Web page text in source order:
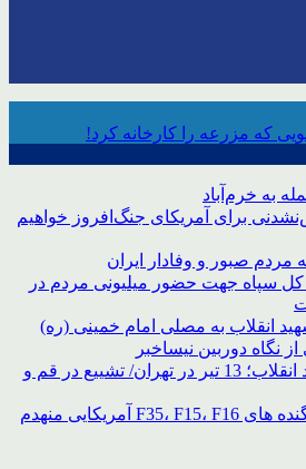
که مزرعه را کارخانه کرد!
به خرم‌آباد
برای آمریکای جنگ‌افروز خواهیم
مردم صبور و وفادار ایران
کل سپاه جهت حضور میلیونی مردم در
انقلاب به مصلی امام خمینی (ره)
نگاه دوربین نیساخبر
وداع با رهبر شهید انقلاب؛ 13 تیر در تهران/ تشییع در قم و
محل استقرار جنگنده های F35، F15، F16 آمریکایی منهدم